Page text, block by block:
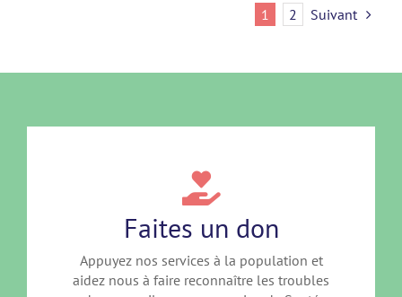
1 2 Suivant
Faites un don
Appuyez nos services à la population et
aidez nous à faire reconnaître les troubles